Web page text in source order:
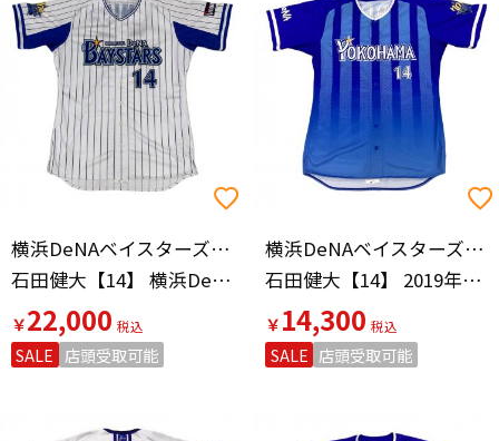
横浜DeNAベイスターズ（ヨコハマディーエヌエーベイスターズ）
石田健大【14】 横浜DeNAベイスターズ 2019年シーズン
￥22,000
SALE 店頭受取可能
横浜DeNAベイスターズ（ヨコハマディーエヌエーベイスターズ）
石田健大【14】 2019年シーズン プロ仕様モデル
￥14,300
SALE 店頭受取可能